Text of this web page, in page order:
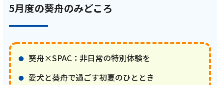
5月度の葵舟のみどころ
葵舟×SPAC：非日常の特別体験を
愛犬と葵舟で過ごす初夏のひととき